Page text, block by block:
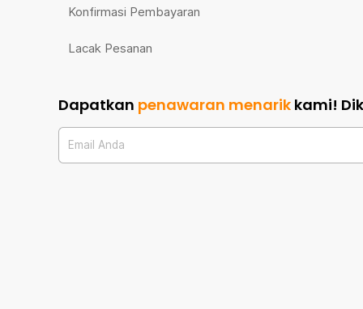
Konfirmasi Pembayaran
Lacak Pesanan
Dapatkan penawaran menarik kami!
Email Anda